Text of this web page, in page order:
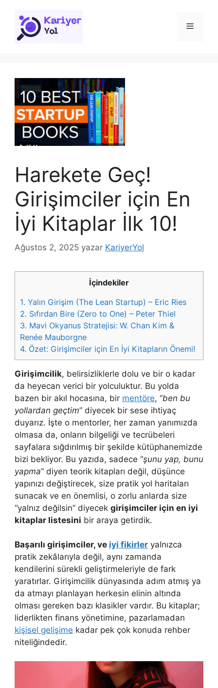
Menü
Harekete Geç!
Girişimciler için En
İyi Kitaplar İlk 10!
Ağustos 2, 2025 yazar KariyerYol
İçindekiler
1. Yalın Girişim (The Lean Startup) – Eric Ries
2. Sıfırdan Bire (Zero to One) – Peter Thiel
3. Mavi Okyanus Stratejisi: W. Chan Kim &
Renée Mauborgne
4. Özet: Girişimciler için En İyi Kitapların Önemi!
Girişimcilik, belirsizliklerle dolu ve bir o kadar
da heyecan verici bir yolculuktur. Bu yolda
bazen bir akıl hocasına, bir mentöre, “ben bu
yollardan geçtim” diyecek bir sese ihtiyaç
duyarız. İşte o mentorler, her zaman yanımızda
olmasa da, onların bilgeliği ve tecrübeleri
sayfalara sığdırılmış bir şekilde kütüphanemizde
bizi bekliyor. Bu yazıda, sadece “şunu yap, bunu
yapma” diyen teorik kitapları değil, düşünce
yapınızı değiştirecek, size pratik yol haritaları
sunacak ve en önemlisi, o zorlu anlarda size
“yalnız değilsin” diyecek girişimciler için en iyi
kitaplar listesini bir araya getirdik.
Başarılı girişimciler, ve iyi fikirler yalnızca
pratik zekâlarıyla değil, aynı zamanda
kendilerini sürekli geliştirmeleriyle de fark
yaratırlar. Girişimcilik dünyasında adım atmış ya
da atmayı planlayan herkesin elinin altında
olması gereken bazı klasikler vardır. Bu kitaplar;
liderlikten finans yönetimine, pazarlamadan
kişisel gelişime kadar pek çok konuda rehber
niteliğindedir.